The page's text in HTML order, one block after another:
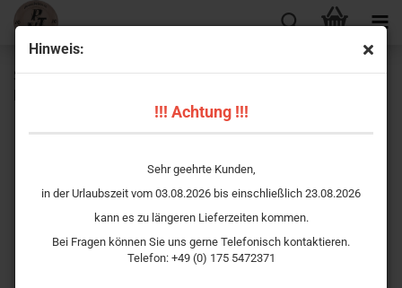
Hinweis:
!!! Achtung !!!
Sehr geehrte Kunden,
in der Urlaubszeit vom 03.08.2026 bis einschließlich 23.08.2026
kann es zu längeren Lieferzeiten kommen.
Bei Fragen können Sie uns gerne Telefonisch kontaktieren.
Telefon: +49 (0) 175 5472371
Schützenscheibe „Corona 2020–2021“ – Ehrenscheibe mit
kostenloser Beschriftung